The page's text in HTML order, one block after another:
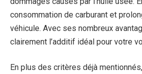
consommation de carburant et
véhicule. Avec ses nombreux
clairement l’additif idéal pour votre
En plus des critères déjà